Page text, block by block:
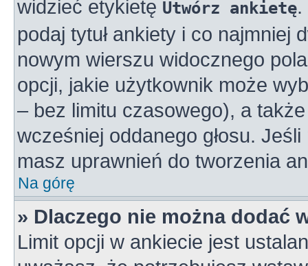
widzieć etykietę Utwórz ankietę.
podaj tytuł ankiety i co najmniej
nowym wierszu widocznego
opcji, jakie użytkownik może
– bez limitu czasowego), a
wcześniej oddanego głosu.
masz uprawnień do tworzenia
Na górę
» Dlaczego nie można dodać
Limit opcji w ankiecie jest